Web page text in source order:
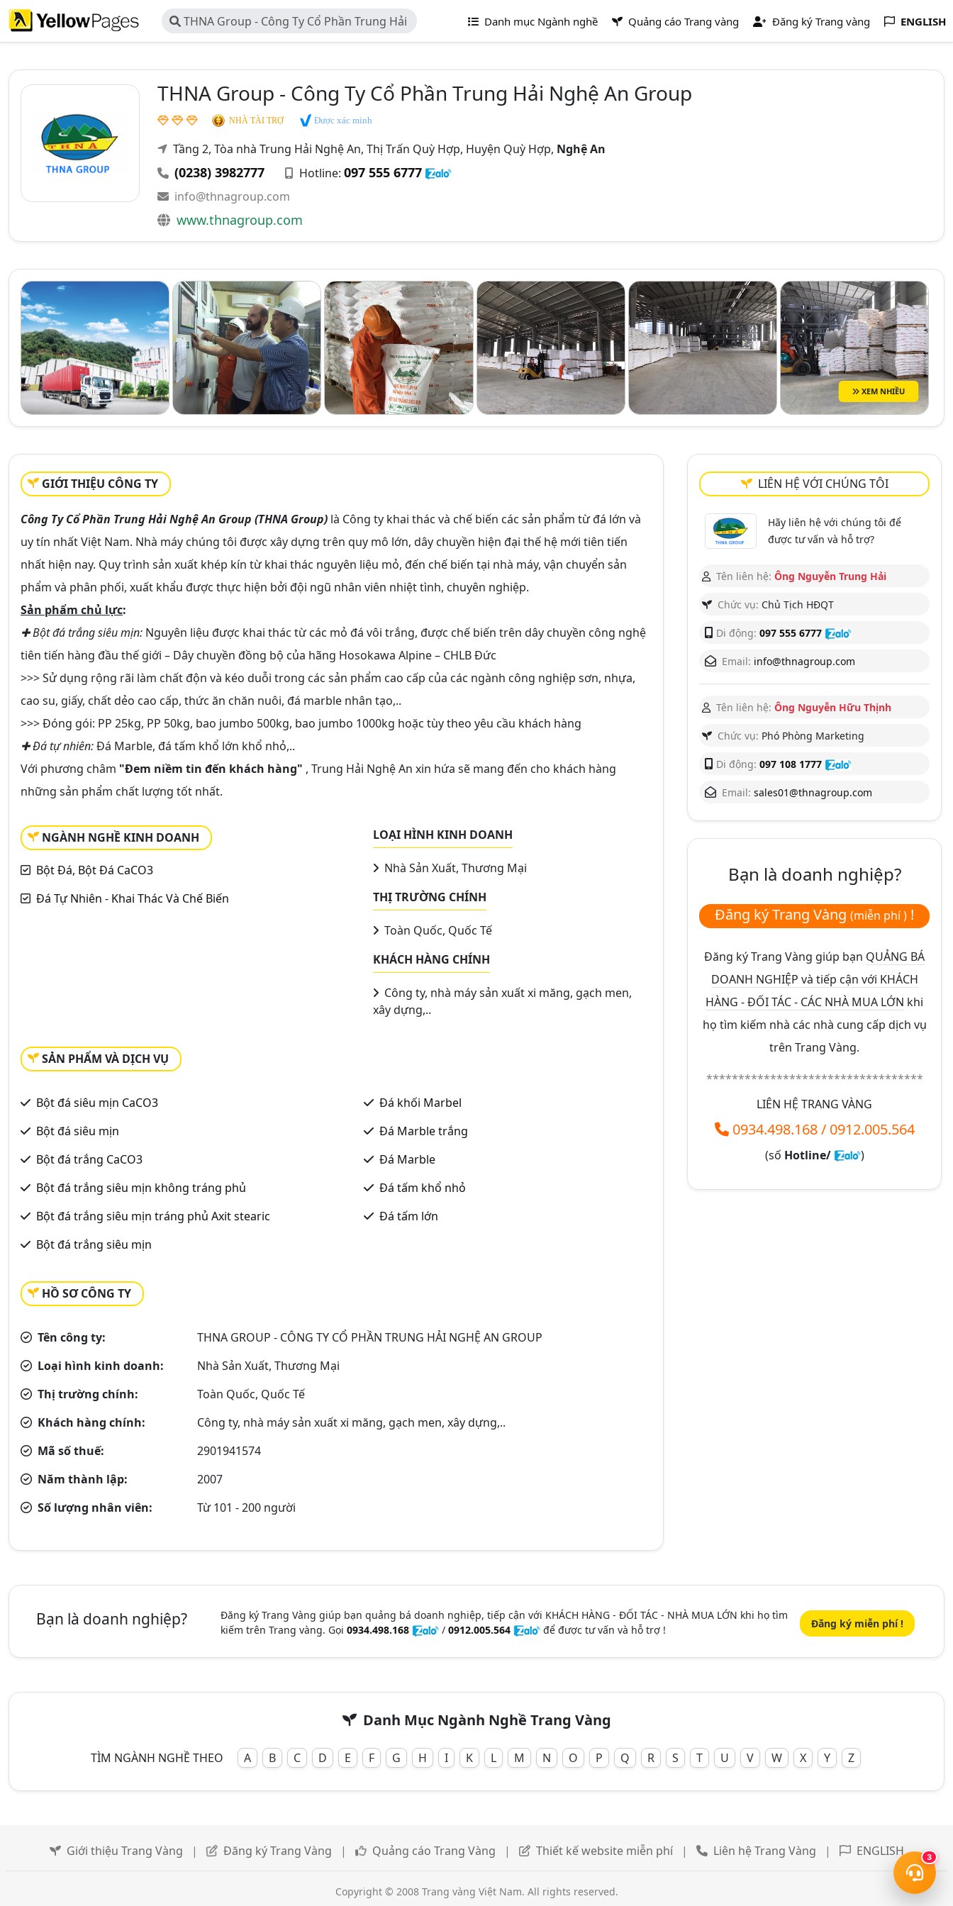
THNA Group - Công Ty Cổ Phần Trung Hải
Nghệ An Group
Danh mục Ngành nghề Quảng cáo Trang vàng Đăng ký Trang vàng ENGLISH
THNA Group - Công Ty Cổ Phần Trung Hải Nghệ An Group
NHÀ TÀI TRỢ Được xác minh
Tầng 2, Tòa nhà Trung Hải Nghệ An, Thị Trấn Quỳ Hợp, Huyện Quỳ Hợp, Nghệ An
(0238) 3982777 Hotline: 097 555 6777
info@thnagroup.com
www.thnagroup.com
XEM NHIỀU
GIỚI THIỆU CÔNG TY
Công Ty Cổ Phần Trung Hải Nghệ An Group (THNA Group) là Công ty khai thác và chế biến các sản phẩm từ đá lớn và
uy tín nhất Việt Nam. Nhà máy chúng tôi được xây dựng trên quy mô lớn, dây chuyền hiện đại thế hệ mới tiên tiến
nhất hiện nay. Quy trình sản xuất khép kín từ khai thác nguyên liệu mỏ, đến chế biến tại nhà máy, vận chuyển sản
phẩm và phân phối, xuất khẩu được thực hiện bởi đội ngũ nhân viên nhiệt tình, chuyên nghiệp.
Sản phẩm chủ lực:
✚ Bột đá trắng siêu mịn: Nguyên liệu được khai thác từ các mỏ đá vôi trắng, được chế biến trên dây chuyền công nghệ
tiên tiến hàng đầu thế giới – Dây chuyền đồng bộ của hãng Hosokawa Alpine – CHLB Đức
>>> Sử dụng rộng rãi làm chất độn và kéo duỗi trong các sản phẩm cao cấp của các ngành công nghiệp sơn, nhựa,
cao su, giấy, chất dẻo cao cấp, thức ăn chăn nuôi, đá marble nhân tạo,..
>>> Đóng gói: PP 25kg, PP 50kg, bao jumbo 500kg, bao jumbo 1000kg hoặc tùy theo yêu cầu khách hàng
✚ Đá tự nhiên:Đá Marble, đá tấm khổ lớn khổ nhỏ,..
Với phương châm "Đem niềm tin đến khách hàng" , Trung Hải Nghệ An xin hứa sẽ mang đến cho khách hàng
những sản phẩm chất lượng tốt nhất.
NGÀNH NGHỀ KINH DOANH
Bột Đá, Bột Đá CaCO3
Đá Tự Nhiên - Khai Thác Và Chế Biến
LOẠI HÌNH KINH DOANH
Nhà Sản Xuất, Thương Mại
THỊ TRƯỜNG CHÍNH
Toàn Quốc, Quốc Tế
KHÁCH HÀNG CHÍNH
Công ty, nhà máy sản xuất xi măng, gạch men,
xây dựng,..
SẢN PHẨM VÀ DỊCH VỤ
Bột đá siêu mịn CaCO3
Bột đá siêu mịn
Bột đá trắng CaCO3
Bột đá trắng siêu mịn không tráng phủ
Bột đá trắng siêu mịn tráng phủ Axit stearic
Bột đá trắng siêu mịn
Đá khối Marbel
Đá Marble trắng
Đá Marble
Đá tấm khổ nhỏ
Đá tấm lớn
HỒ SƠ CÔNG TY
Tên công ty:
THNA GROUP - CÔNG TY CỔ PHẦN TRUNG HẢI NGHỆ AN GROUP
Loại hình kinh doanh:
Nhà Sản Xuất, Thương Mại
Thị trường chính:
Toàn Quốc, Quốc Tế
Khách hàng chính:
Công ty, nhà máy sản xuất xi măng, gạch men, xây dựng,..
Mã số thuế:
2901941574
Năm thành lập:
2007
Số lượng nhân viên:
Từ 101 - 200 người
LIÊN HỆ VỚI CHÚNG TÔI
Hãy liên hệ với chúng tôi để
được tư vấn và hỗ trợ?
Tên liên hệ: Ông Nguyễn Trung Hải
Chức vụ: Chủ Tịch HĐQT
Di động: 097 555 6777
Email: info@thnagroup.com
Tên liên hệ: Ông Nguyễn Hữu Thịnh
Chức vụ: Phó Phòng Marketing
Di động: 097 108 1777
Email: sales01@thnagroup.com
Bạn là doanh nghiệp?
Đăng ký Trang Vàng (miễn phí ) !
Đăng ký Trang Vàng giúp bạn QUẢNG BÁ
DOANH NGHIỆP và tiếp cận với KHÁCH
HÀNG - ĐỐI TÁC - CÁC NHÀ MUA LỚN khi
họ tìm kiếm nhà các nhà cung cấp dịch vụ
trên Trang Vàng.
**********************************
LIÊN HỆ TRANG VÀNG
0934.498.168/ 0912.005.564
(số Hotline/ )
3
Bạn là doanh nghiệp?
Đăng ký Trang Vàng giúp bạn quảng bá doanh nghiệp, tiếp cận với KHÁCH HÀNG - ĐỐI TÁC - NHÀ MUA LỚN khi họ tìm
kiếm trên Trang vàng. Gọi 0934.498.168 / 0912.005.564 để được tư vấn và hỗ trợ ! Đăng ký miễn phí !
Danh Mục Ngành Nghề Trang Vàng
TÌM NGÀNH NGHỀ THEO A B C D E F G H I K L M N O P Q R S T U V W X Y Z
Giới thiệu Trang Vàng | Đăng ký Trang Vàng | Quảng cáo Trang Vàng | Thiết kế website miễn phí | Liên hệ Trang Vàng | ENGLISH
Copyright © 2008 Trang vàng Việt Nam. All rights reserved.